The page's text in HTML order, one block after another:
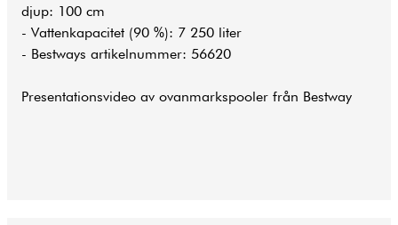
djup: 100 cm
- Vattenkapacitet (90 %): 7 250 liter
- Bestways artikelnummer: 56620
Presentationsvideo av ovanmarkspooler från Bestway